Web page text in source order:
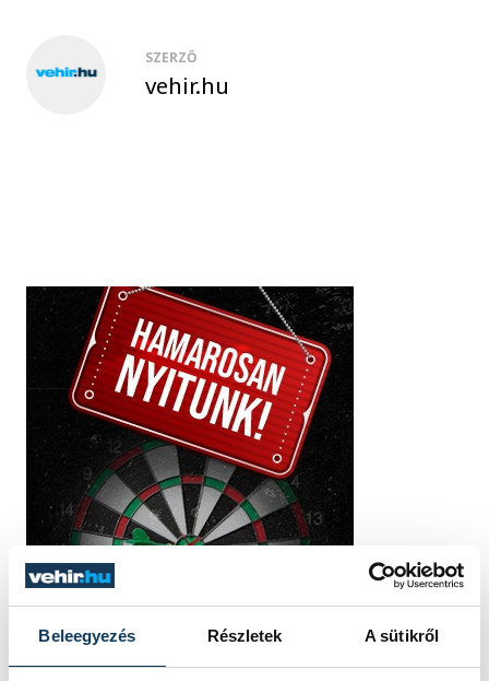
Beleegyezés Részletek A sütikről
SZERZŐ
vehir.hu